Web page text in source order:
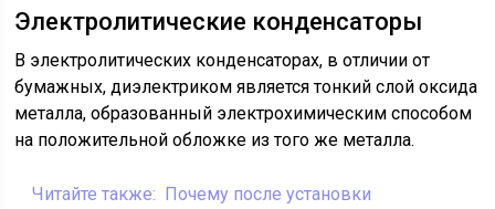
Электролитические конденсаторы
В электролитических конденсаторах, в отличии от
бумажных, диэлектриком является тонкий слой оксида
металла, образованный электрохимическим способом
на положительной обложке из того же металла.
Читайте также: Почему после установки